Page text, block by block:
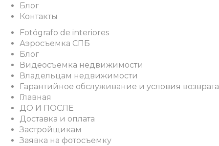
Блог
Контакты
Fotógrafo de interiores
Аэросъемка СПБ
Блог
Видеосъемка недвижимости
Владельцам недвижимости
Гарантийное обслуживание и условия
Главная
ДО И ПОСЛЕ
Доставка и оплата
Застройщикам
Заявка на фотосъемку